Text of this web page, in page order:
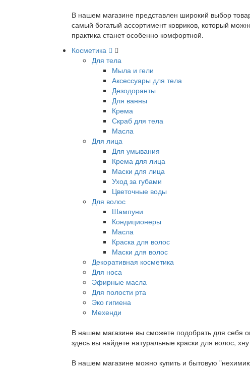
В нашем магазине представлен широкий выбор
самый богатый ассортимент ковриков, который
практика станет особенно комфортной.
Косметика
Для тела
Мыла и гели
Аксессуары для тела
Дезодоранты
Для ванны
Крема
Скраб для тела
Масла
Для лица
Для умывания
Крема для лица
Маски для лица
Уход за губами
Цветочные воды
Для волос
Шампуни
Кондиционеры
Масла
Краска для волос
Маски для волос
Декоративная косметика
Для носа
Эфирные масла
Для полости рта
Эко гигиена
Мехенди
В нашем магазине вы сможете подобрать для себя
здесь вы найдете натуральные краски для волос,
В нашем магазине можно купить и бытовую